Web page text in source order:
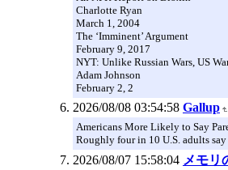
Charlotte Ryan
March 1, 2004
The ‘Imminent’ Argument
February 9, 2017
NYT: Unlike Russian Wars, US
Adam Johnson
February 2, 2
2026/08/08 03:54:58 Gallup
Americans More Likely to Say
Roughly four in 10 U.S. adults
2026/08/07 15:58:04 メモリ